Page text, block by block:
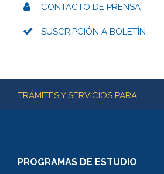
CONTACTO DE PRENSA
SUSCRIPCIÓN A BOLETÍN
Más información
TRÁMITES Y SERVICIOS PARA
PROGRAMAS DE ESTUDIO